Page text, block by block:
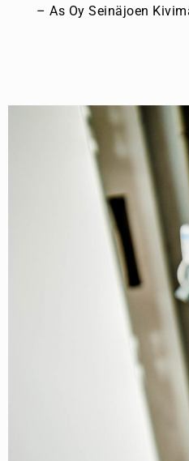
– As Oy Seinäjoen